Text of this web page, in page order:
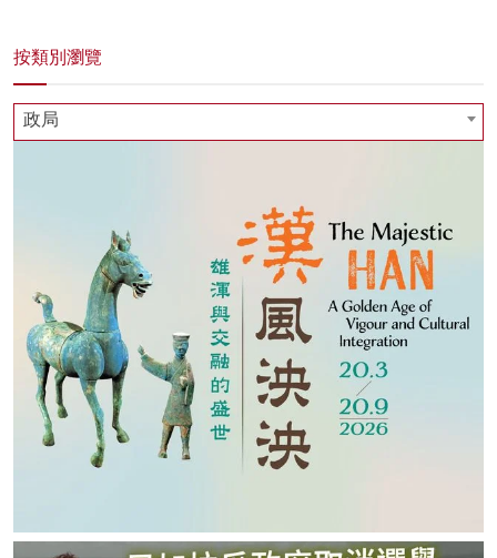
按類別瀏覽
政局